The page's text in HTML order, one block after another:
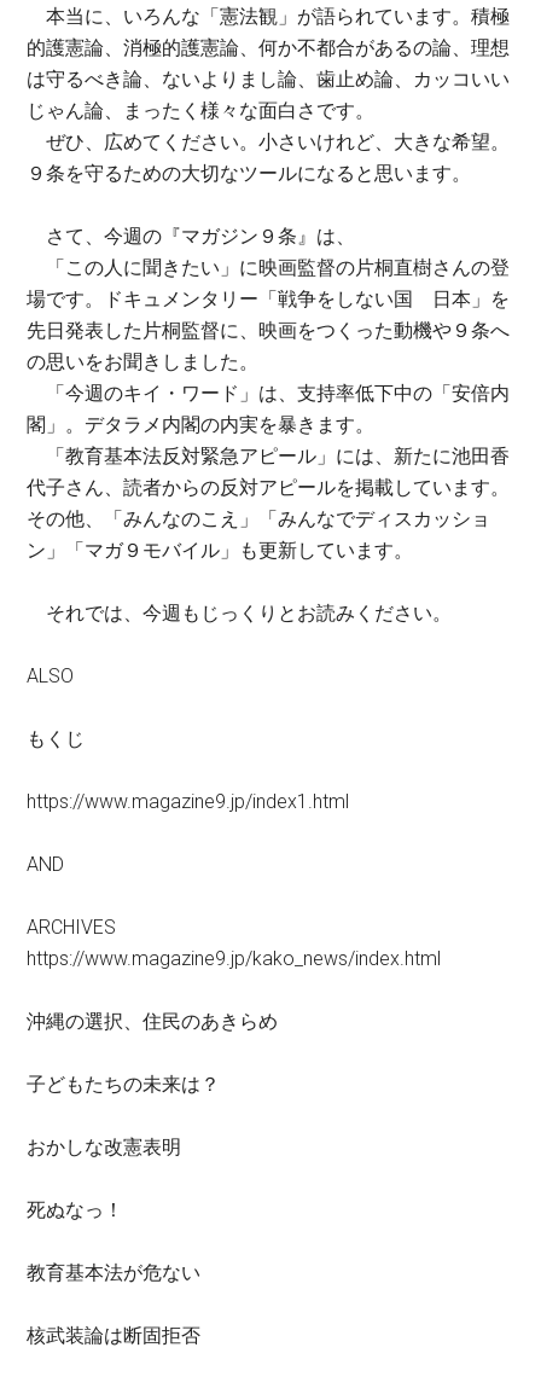
本当に、いろんな「憲法観」が語られています。積極
的護憲論、消極的護憲論、何か不都合があるの論、理想
は守るべき論、ないよりまし論、歯止め論、カッコいい
じゃん論、まったく様々な面白さです。
ぜひ、広めてください。小さいけれど、大きな希望。
９条を守るための大切なツールになると思います。
さて、今週の『マガジン９条』は、
「この人に聞きたい」に映画監督の片桐直樹さんの登
場です。ドキュメンタリー「戦争をしない国 日本」を
先日発表した片桐監督に、映画をつくった動機や９条へ
の思いをお聞きしました。
「今週のキイ・ワード」は、支持率低下中の「安倍内
閣」。デタラメ内閣の内実を暴きます。
「教育基本法反対緊急アピール」には、新たに池田香
代子さん、読者からの反対アピールを掲載しています。
その他、「みんなのこえ」「みんなでディスカッショ
ン」「マガ９モバイル」も更新しています。
それでは、今週もじっくりとお読みください。
ALSO
もくじ
https://www.magazine9.jp/index1.html
AND
ARCHIVES
https://www.magazine9.jp/kako_news/index.html
沖縄の選択、住民のあきらめ
子どもたちの未来は？
おかしな改憲表明
死ぬなっ！
教育基本法が危ない
核武装論は断固拒否